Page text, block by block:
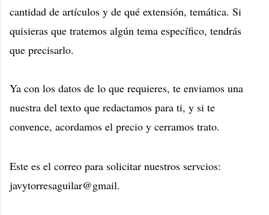
cantidad de artículos y de qué extensión, temática. Si
quisieras que tratemos algún tema específico, tendrás
que precisarlo.
Ya con los datos de lo que requieres, te enviamos una
nuestra del texto que redactamos para ti, y si te
convence, acordamos el precio y cerramos trato.
Este es el correo para solicitar nuestros servcios:
javytorresaguilar@gmail.